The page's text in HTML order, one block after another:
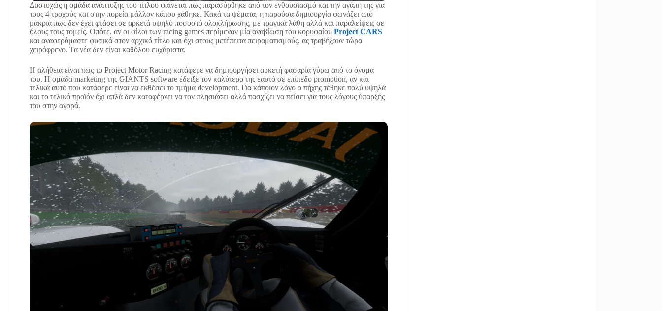
Δυστυχώς η ομάδα ανάπτυξης του τίτλου φαίνεται πως παρασύρθηκε από τον ενθουσιασμό και την αγάπη της για
τους 4 τροχούς και στην πορεία μάλλον κάπου χάθηκε. Κακά τα ψέματα, η παρούσα δημιουργία φωνάζει από
μακριά πως δεν έχει φτάσει σε αρκετά υψηλό ποσοστό ολοκλήρωσης, με τραγικά λάθη αλλά και παραλείψεις σε
όλους τους τομείς. Οπότε, αν οι φίλοι των racing games περίμεναν μία αναβίωση του κορυφαίου Project CARS
και αναφερόμαστε φυσικά στον αρχικό τίτλο και όχι στους μετέπειτα πειραματισμούς, ας τραβήξουν τώρα
χειρόφρενο. Τα νέα δεν είναι καθόλου ευχάριστα.
Η αλήθεια είναι πως το Project Motor Racing κατάφερε να δημιουργήσει αρκετή φασαρία γύρω από το όνομα
του. Η ομάδα marketing της GIANTS software έδειξε τον καλύτερο της εαυτό σε επίπεδο promotion, αν και
τελικά αυτό που κατάφερε είναι να εκθέσει το τμήμα development. Για κάποιον λόγο ο πήχης τέθηκε πολύ υψηλά
και το τελικό προϊόν όχι απλά δεν καταφέρνει να τον πλησιάσει αλλά πασχίζει να πείσει για τους λόγους ύπαρξής
του στην αγορά.